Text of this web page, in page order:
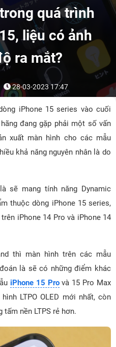
quá trình
liệu có ảnh
ra mắt?
28-03-2023 17:47
iPhone 15 series vào cuối
đang gặp phải một số vấn
xuất màn hình cho các mẫu
khả năng nguyên nhân là do
sẽ mang tính năng Dynamic
thuộc dòng iPhone 15 series,
iPhone 14 Pro và iPhone 14
thì màn hình trên các mẫu
là sẽ có những điểm khác
iPhone 15 Provà 15 Pro Max
LTPO OLED mới nhất, còn
tấm nền LTPS rẻ hơn.